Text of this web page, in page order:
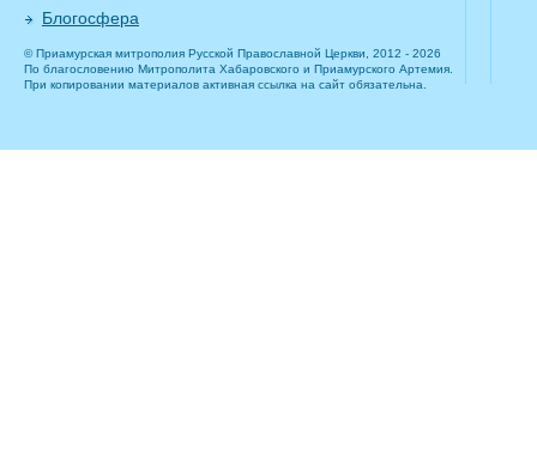
Блогосфера
© Приамурская митрополия Русской Православной Церкви, 2012 - 2026
По благословению Митрополита Хабаровского и Приамурского Артемия.
При копировании материалов активная ссылка на сайт обязательна.